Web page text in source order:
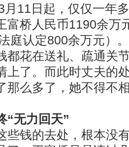
日起，仅仅一年多
富桥人民币1190余万
庭认定800余万元）
都花在送礼、疏通关
上了。而此时丈夫的
那么多了，她不得不
无力回天”
钱的去处，根本没有